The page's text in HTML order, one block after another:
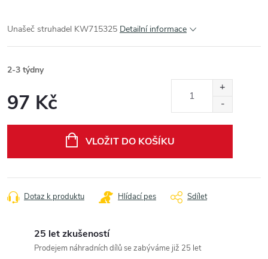
Unašeč struhadel KW715325 Detailní informace
2-3 týdny
97 Kč
VLOŽIT DO KOŠÍKU
Dotaz k produktu Hlídací pes Sdílet
25 let zkušeností
Prodejem náhradních dílů se zabýváme již 25 let